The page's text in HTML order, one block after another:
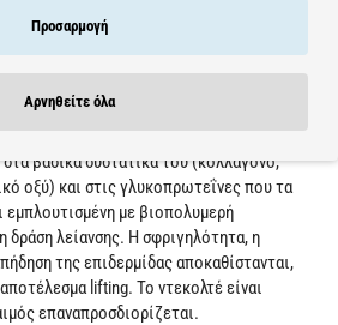
προέλευσης. Για όλους τους τύπους
& Ντεκολτέ ενισχύει τη δομή του
βασικά συστατικά του (κολλαγόνο,
οξύ) και στις γλυκοπρωτεΐνες που τα
εμπλουτισμένη με βιοπολυμερή
δράση λείανσης. Η σφριγηλότητα, η
της επιδερμίδας αποκαθίστανται,
lifting. Το ντεκολτέ είναι
επαναπροσδιορίζεται.
Προσαρμογή
Αρνηθείτε όλα